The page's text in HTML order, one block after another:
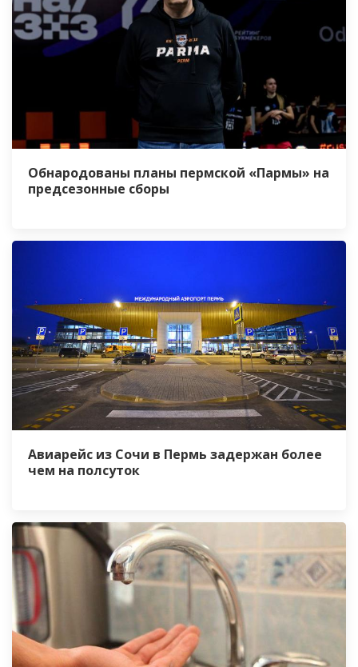
Обнародованы планы пермской «Пармы» на
предсезонные сборы
Авиарейс из Сочи в Пермь задержан более
чем на полсуток